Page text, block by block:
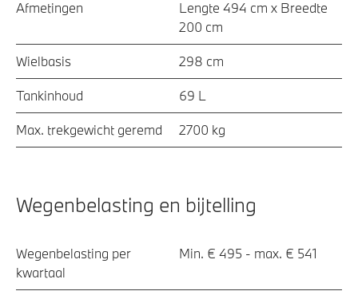
Afmetingen
Lengte 494 cm x Breedte
200 cm
Wielbasis 298 cm
Tankinhoud 69 L
Max. trekgewicht geremd 2700 kg
Wegenbelasting en bijtelling
Wegenbelasting per
kwartaal
Min. € 495 - max. € 541